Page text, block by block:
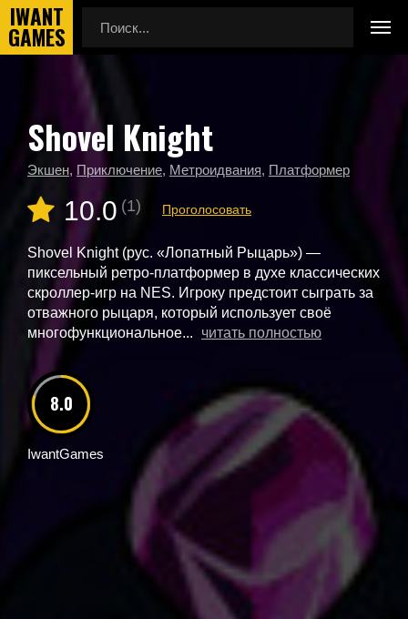
Главная
Новые игры
Shovel Knight
Shovel Knight
Экшен, Приключение, Метроидвания, Платформер
10.0 (1) Проголосовать
Shovel Knight (рус. «Лопатный Рыцарь») —
пиксельный ретро-платформер в духе классических
скроллер-игр на NES. Игроку предстоит сыграть за
отважного рыцаря, который использует своё
многофункциональное...
читать полностью
8.0
IwantGames